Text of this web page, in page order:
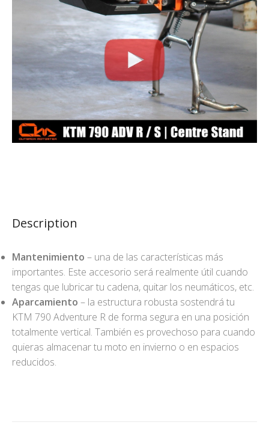
Description
Mantenimiento – una de las características más
importantes. Este accesorio será realmente útil cuando
tengas que lubricar tu cadena, quitar los neumáticos, etc.
Aparcamiento – la estructura robusta sostendrá tu
KTM 790 Adventure R de forma segura en una posición
totalmente vertical. También es provechoso para cuando
quieras almacenar tu moto en invierno o en espacios
reducidos.